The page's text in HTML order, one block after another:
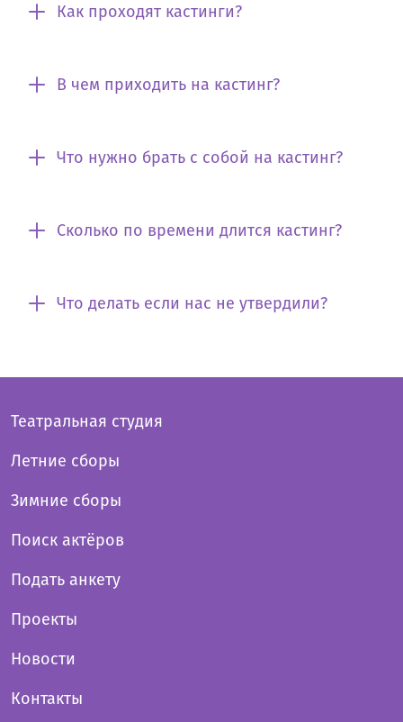
Как проходят кастинги?
В чем приходить на кастинг?
Что нужно брать с собой на кастинг?
Сколько по времени длится кастинг?
Что делать если нас не утвердили?
Театральная студия
Летние сборы
Зимние сборы
Поиск актёров
Подать анкету
Проекты
Новости
Контакты